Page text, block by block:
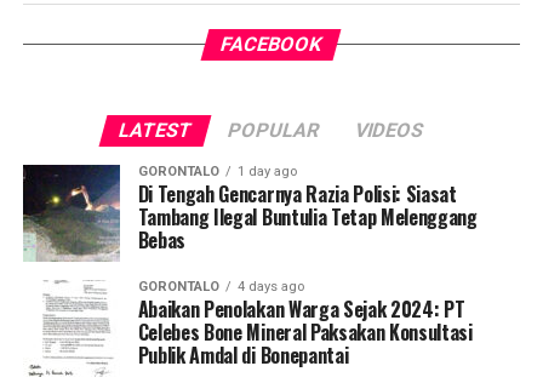
bekerja di Kelurahan Padebuolo, Kecamatan Kota Timur.
Korban yang sempat meninggalkan lokasi sebentar
untuk membeli rokok terkejut mendapati kendaraannya
sudah lenyap saat kembali.
Sadar menjadi korban pencurian, korban lantas
menghubungi atasannya, Kezia Kambey, untuk
memeriksa rekaman kamera pengawas (CCTV) gudang.
Hasil analisis rekaman menunjukkan sepeda motor
FACEBOOK
LATEST POPULAR VIDEOS
GORONTALO 1 day ago
Di Tengah Gencarnya Razia Polisi: Siasat
Tambang Ilegal Buntulia Tetap Melenggang
Bebas
GORONTALO 4 days ago
Abaikan Penolakan Warga Sejak 2024: PT
Celebes Bone Mineral Paksakan Konsultasi
Publik Amdal di Bonepantai